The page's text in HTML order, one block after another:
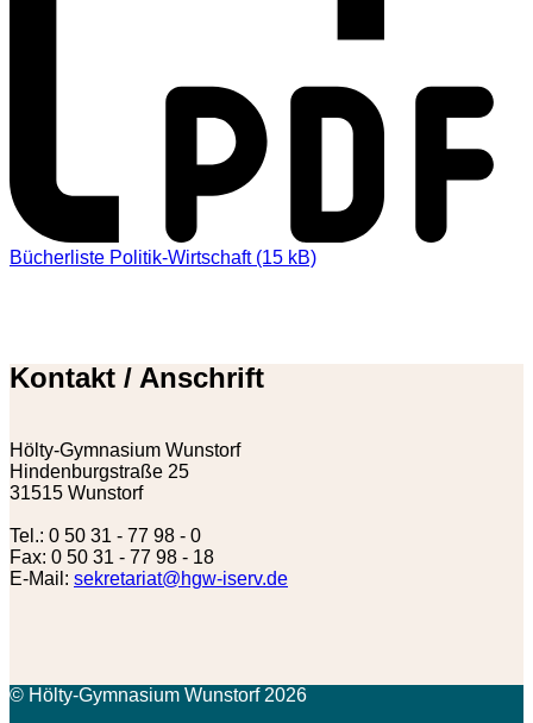
Bücherliste Politik-Wirtschaft (15 kB)
Kontakt / Anschrift
Hölty-Gymnasium Wunstorf
Hindenburgstraße 25
31515 Wunstorf
Tel.: 0 50 31 - 77 98 - 0
Fax: 0 50 31 - 77 98 - 18
E-Mail: sekretariat@hgw-iserv.de
© Hölty-Gymnasium Wunstorf 2026